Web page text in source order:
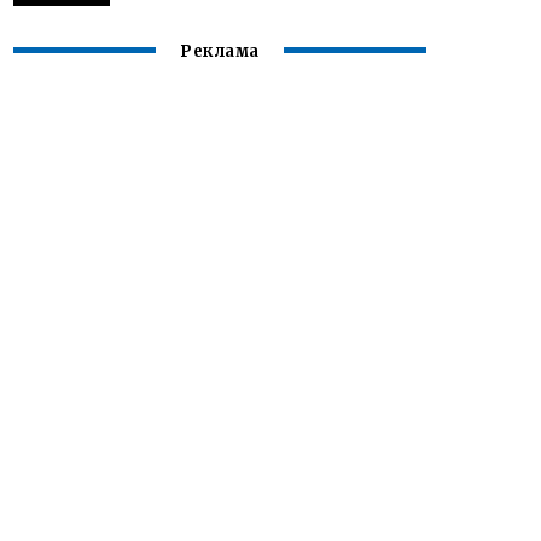
Реклама